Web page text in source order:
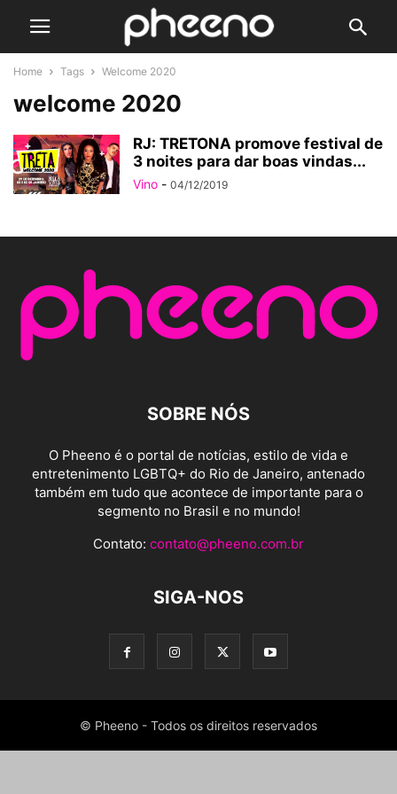
Home Tags Welcome 2020
welcome 2020
RJ: TRETONA promove festival de
3 noites para dar boas vindas...
Vino - 04/12/2019
SOBRE NÓS
O Pheeno é o portal de notícias, estilo de vida e
entretenimento LGBTQ+ do Rio de Janeiro, antenado
também em tudo que acontece de importante para o
segmento no Brasil e no mundo!
Contato: contato@pheeno.com.br
SIGA-NOS
© Pheeno - Todos os direitos reservados